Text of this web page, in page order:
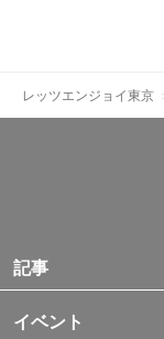
レッツエンジョイ東京
記事
イベント